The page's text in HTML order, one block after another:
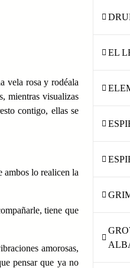
vela rosa y rodéala
mientras visualizas
contigo, ellas se
ambos lo realicen la
tiene que
amorosas,
pensar que ya no
EL